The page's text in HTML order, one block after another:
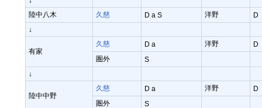
陸中八木
久慈 D a S 洋野
D
↓
有家
久慈 D a 洋野
D
圏外
S
↓
陸中中野
久慈 D a 洋野
D
圏外
S